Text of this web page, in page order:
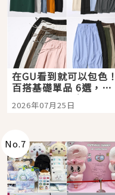
在GU看到就可以包色！
百搭基礎單品 6選，閉
眼全收也不心疼
2026年07月25日
No.7